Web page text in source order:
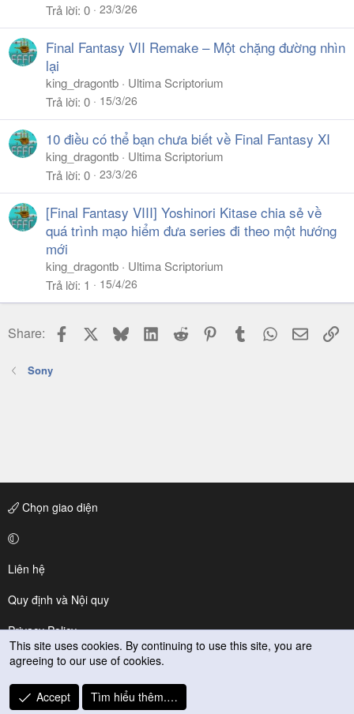
Trả lời 0 23/3/26
Final Fantasy VII Remake – Một chặng đường nhìn
lại
king_dragontb
Ultima Scriptorium
Trả lời 0 15/3/26
10 điều có thể bạn chưa biết về Final Fantasy XI
king_dragontb
Ultima Scriptorium
Trả lời 0 23/3/26
[Final Fantasy VIII] Yoshinori Kitase chia sẻ về
quá trình mạo hiểm đưa series đi theo một hướng
mới
king_dragontb
Ultima Scriptorium
Trả lời 1 15/4/26
Share: Facebook BlueskyLinkedIn
Reddit PinterestTumblr WhatsApp
Email
Sony
Chọn giao diện
Liên hệ
Quy định và Nội quy
Privacy Policy
Trợ giúp
R
S
This site uses cookies. By continuing to use this site, you are
agreeing to our use of cookies.
Accept Tìm hiểu thêm.…